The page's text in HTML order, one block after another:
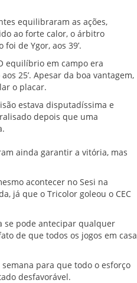
equilibraram as ações,
ao forte calor, o árbitro
de Ygor, aos 39’.
equilíbrio em campo era
25’. Apesar da boa vantagem,
o placar.
estava disputadíssima e
depois que uma
ainda garantir a vitória, mas
acontecer no Sesi na
já que o Tricolor goleou o CEC
se pode antecipar qualquer
de que todos os jogos em casa
para que todo o esforço
desfavorável.